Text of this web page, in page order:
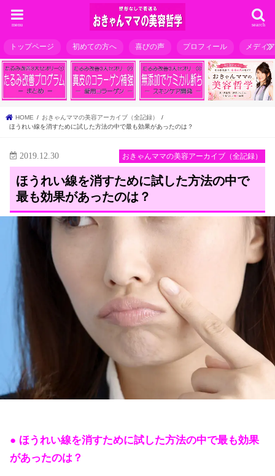
search
menu
トップページ 初めての方へ 喜びの声 プロフィール メディ
HOME
おきゃんママの美容アーカイブ（全記録）
ほうれい線を消すために試した方法の中で最も効果があったのは？
おきゃんママの美容アーカイブ（全記録）
2019.12.30
ほうれい線を消すために試した方法の中で
最も効果があったのは？
● ほうれい線を消すために試した方法の中で最も効果
があったのは？